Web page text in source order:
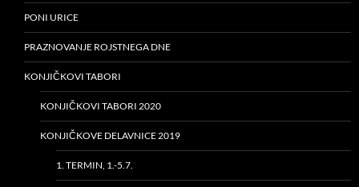
PONI URICE
PRAZNOVANJE ROJSTNEGA DNE
KONJIČKOVI TABORI
KONJIČKOVI TABORI 2020
KONJIČKOVE DELAVNICE 2019
1. TERMIN, 1.-5.7.